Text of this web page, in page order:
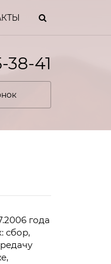
38-41
года
сбор,